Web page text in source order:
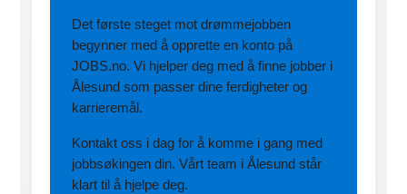
Det første steget mot drømmejobben
begynner med å opprette en konto på
JOBS.no. Vi hjelper deg med å finne jobber i
Ålesund som passer dine ferdigheter og
karrieremål.
Kontakt oss i dag for å komme i gang med
jobbsøkingen din. Vårt team i Ålesund står
klart til å hjelpe deg.